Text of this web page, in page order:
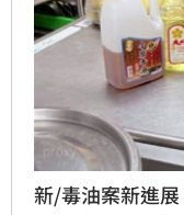
新/毒油案新進